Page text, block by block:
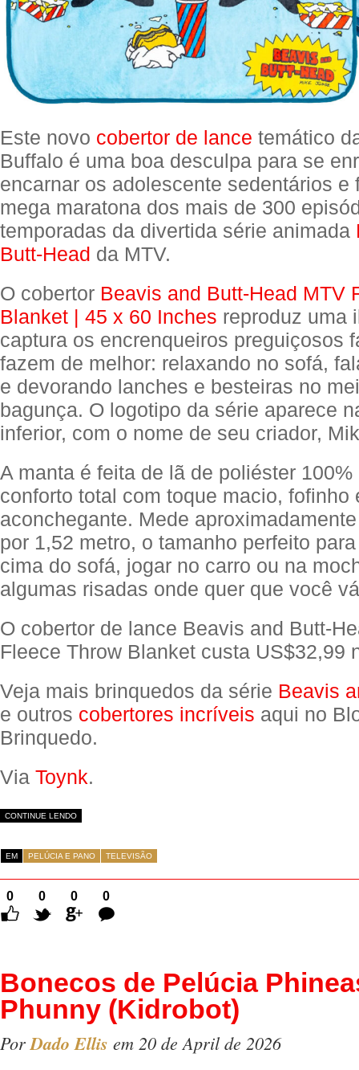
Este novo cobertor de lance temático
Buffalo é uma boa desculpa para se
encarnar os adolescente sedentários e
mega maratona dos mais de 300
temporadas da divertida série animada
Butt-Head da MTV.
O cobertor Beavis and Butt-Head MTV
Blanket | 45 x 60 Inches reproduz uma
captura os encrenqueiros preguiçosos
fazem de melhor: relaxando no sofá,
e devorando lanches e besteiras no
bagunça. O logotipo da série aparece
inferior, com o nome de seu criador,
A manta é feita de lã de poliéster 100%
conforto total com toque macio, fofinho
aconchegante. Mede
por 1,52 metro, o tamanho perfeito
cima do sofá, jogar no carro ou na
algumas risadas onde quer que você
O cobertor de lance Beavis and Butt-
Fleece Throw Blanket custa US$32,99
Veja mais brinquedos da série Beavis
e outros cobertores incríveis aqui no
Brinquedo.
Via Toynk.
CONTINUE LENDO
EM PELÚCIA E PANO TELEVISÃO
0 0 0
0
Comentários
Bonecos de Pelúcia
Phunny (Kidrobot)
PorDado Ellis em 20 de April de 2026